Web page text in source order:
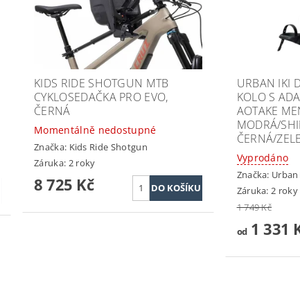
KIDS RIDE SHOTGUN MTB
CYKLOSEDAČKA PRO EVO,
ČERNÁ
Momentálně nedostupné
Značka: Kids Ride Shotgun
Záruka: 2 roky
8 725 Kč
URBAN IKI
KOLO S
AOTAKE
MODRÁ/
ČERNÁ/
Vyprodáno
Značka:
Záruka: 2 roky
1 749 Kč
od1 331